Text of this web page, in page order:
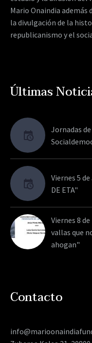
Mario Onaindia
la divulgación de la
republicanismo y el
Últimas
Jornadas
Viernes 5
DE ETA"
Viernes 8
vallas que
ahogan"
Contacto